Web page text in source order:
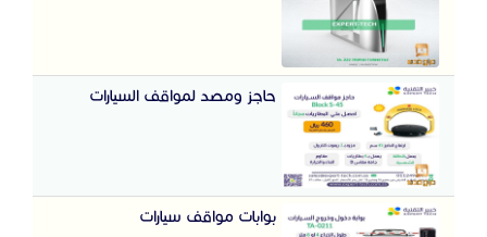
حاجز ومصد لمواقف السيارات
بوابات مواقف سيارات